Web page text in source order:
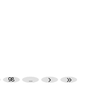
98 ...